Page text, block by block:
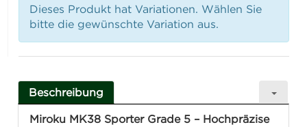
Dieses Produkt hat Variationen. Wählen Sie
bitte die gewünschte Variation aus.
Beschreibung
Miroku MK38 Sporter Grade 5 – Hochpräzise